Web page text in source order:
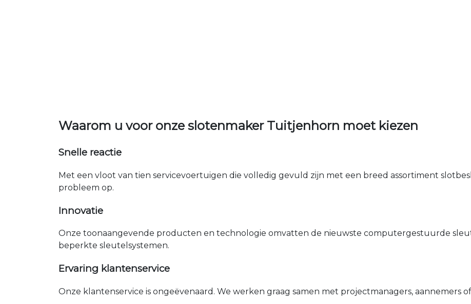
Waarom u voor onze slotenmaker Tuitjenhorn moet kiezen
Snelle reactie
Met een vloot van tien servicevoertuigen die volledig gevuld zijn met een breed assortiment
probleem op.
Innovatie
Onze toonaangevende producten en technologie omvatten de nieuwste computergestuurde
beperkte sleutelsystemen.
Ervaring klantenservice
Onze klantenservice is ongeëvenaard. We werken graag samen met projectmanagers, aannemers